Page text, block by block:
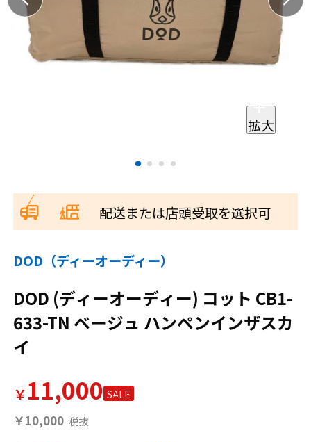
拡大
配送または店頭受取を選択可
DOD（ディーオーディー）
DOD (ディーオーディー) コット CB1-
633-TN ベージュ ハンペンインザスカ
イ
￥ 11,000 SALE
￥10,000